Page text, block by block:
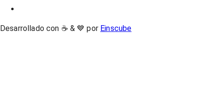
Desarrollado con ☕ & 💙 por Einscube